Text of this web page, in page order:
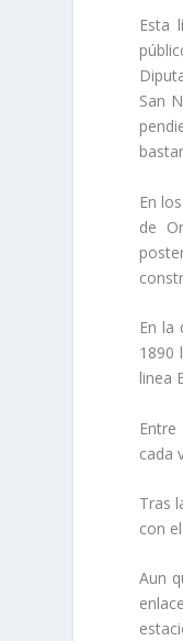
Esta
San
En
de
En la
1890
linea
cada
Tras
con
Aun